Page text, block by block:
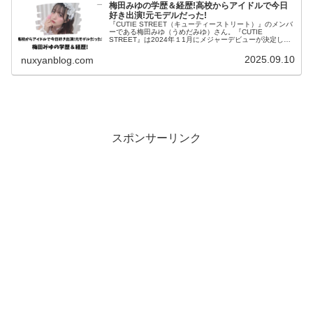
梅田みゆの学歴＆経歴!高校からアイドルで今日
好き出演!元モデルだった!
『CUTIE STREET（キューティーストリート）』のメンバ
ーである梅田みゆ（うめだみゆ）さん。『CUTIE
STREET』は2024年１1月にメジャーデビューが決定して
nuxyanblog.com 2025.09.10
スポンサーリンク